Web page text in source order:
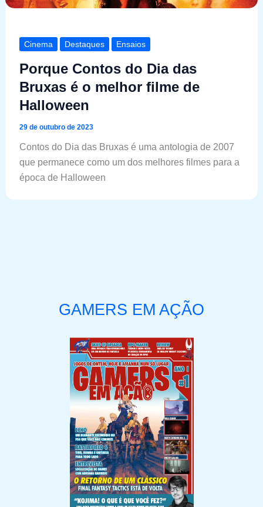
Cinema Destaques Ensaios
Porque Contos do Dia das
Bruxas é o melhor filme de
Halloween
29 de outubro de 2023
Contos do Dia das Bruxas é uma antologia de 2007
que permanece como um dos melhores filmes para a
época de Halloween
GAMERS EM AÇÃO